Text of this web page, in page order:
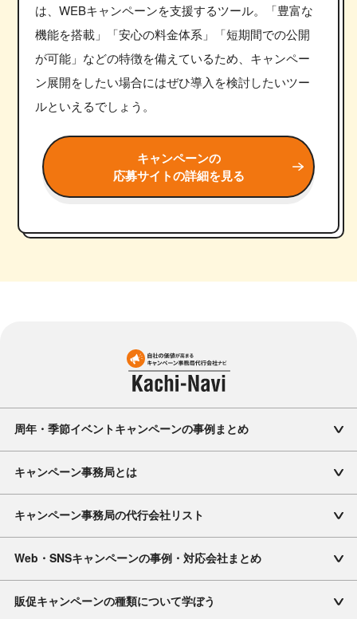
は、WEBキャンペーンを支援するツール。「豊富な
機能を搭載」「安心の料金体系」「短期間での公開
が可能」などの特徴を備えているため、キャンペー
ン展開をしたい場合にはぜひ導入を検討したいツー
ルといえるでしょう。
キャンペーンの
応募サイトの詳細を見る
周年・季節イベントキャンペーンの事例まとめ
キャンペーン事務局とは
キャンペーン事務局の代行会社リスト
Web・SNSキャンペーンの事例・対応会社まとめ
販促キャンペーンの種類について学ぼう